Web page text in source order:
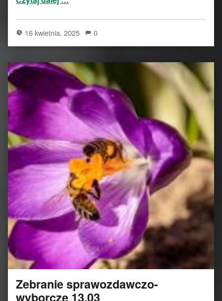
16 kwietnia, 2025 0
Zebranie sprawozdawczo-
wyborcze 13.03